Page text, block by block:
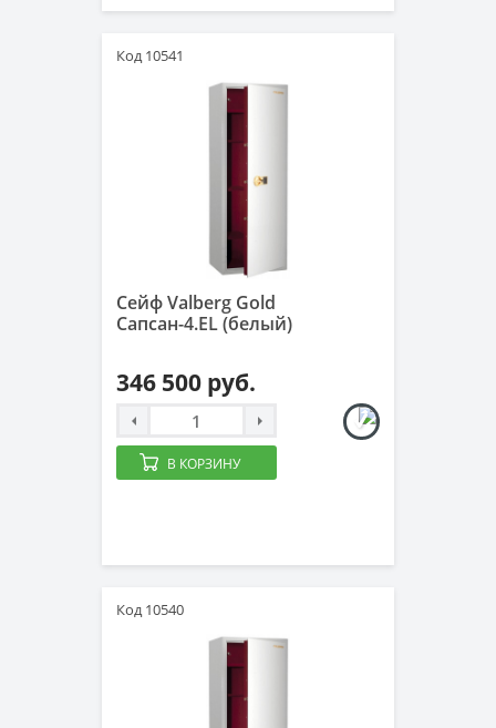
Код 10541
Сейф Valberg Gold
Сапсан-4.EL (белый)
346 500 руб.
В КОРЗИНУ
Код 10540